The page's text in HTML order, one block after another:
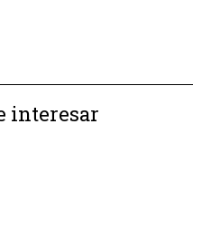
interesar